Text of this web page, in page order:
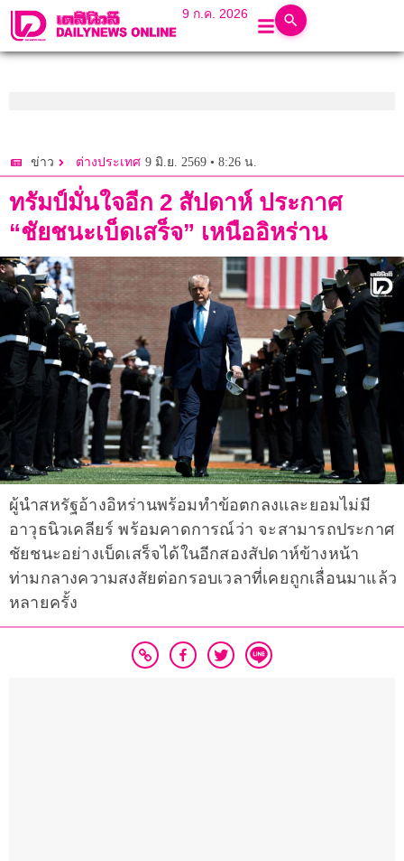
9 ก.ค. 2026
ข่าว ต่างประเทศ 9 มิ.ย. 2569 • 8:26 น.
ทรัมป์มั่นใจอีก 2 สัปดาห์ ประกาศ
“ชัยชนะเบ็ดเสร็จ” เหนืออิหร่าน
ผู้นำสหรัฐอ้างอิหร่านพร้อมทำข้อตกลงและยอมไม่มี
อาวุธนิวเคลียร์ พร้อมคาดการณ์ว่า จะสามารถประกาศ
ชัยชนะอย่างเบ็ดเสร็จได้ในอีกสองสัปดาห์ข้างหน้า
ท่ามกลางความสงสัยต่อกรอบเวลาที่เคยถูกเลื่อนมาแล้ว
หลายครั้ง